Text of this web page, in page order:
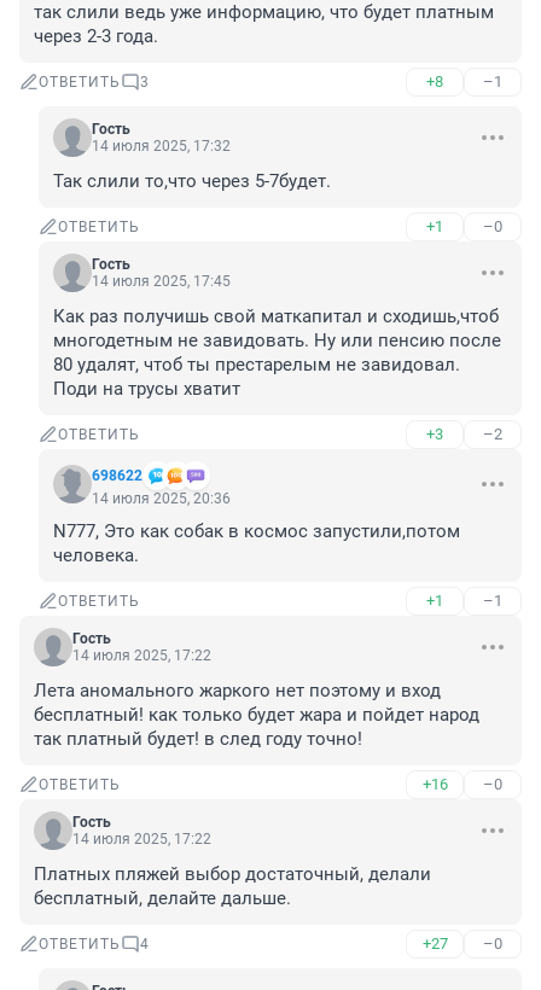
так слили ведь уже информацию, что будет платным
через 2-3 года.
ОТВЕТИТЬ 3 +8 –1
Гость
14 июля 2025, 17:32
Так слили то,что через 5-7будет.
ОТВЕТИТЬ +1 –0
Гость
14 июля 2025, 17:45
Как раз получишь свой маткапитал и сходишь,чтоб
многодетным не завидовать. Ну или пенсию после
80 удалят, чтоб ты престарелым не завидовал.
Поди на трусы хватит
ОТВЕТИТЬ +3 –2
698622
14 июля 2025, 20:36
N777, Это как собак в космос запустили,потом
человека.
ОТВЕТИТЬ +1 –1
Гость
14 июля 2025, 17:22
Лета аномального жаркого нет поэтому и вход
бесплатный! как только будет жара и пойдет народ
так платный будет! в след году точно!
ОТВЕТИТЬ +16 –0
Гость
14 июля 2025, 17:22
Платных пляжей выбор достаточный, делали
бесплатный, делайте дальше.
ОТВЕТИТЬ 4 +27 –0